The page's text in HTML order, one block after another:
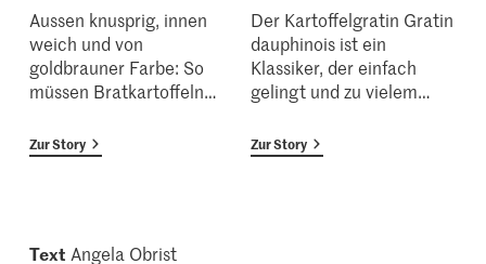
Aussen knusprig, innen
weich und von
goldbrauner Farbe: So
müssen Bratkartoffeln…
Zur Story
Der Kartoffelgratin Gratin
dauphinois ist ein
Klassiker, der einfach
gelingt und zu vielem…
Zur Story
Text Angela Obrist